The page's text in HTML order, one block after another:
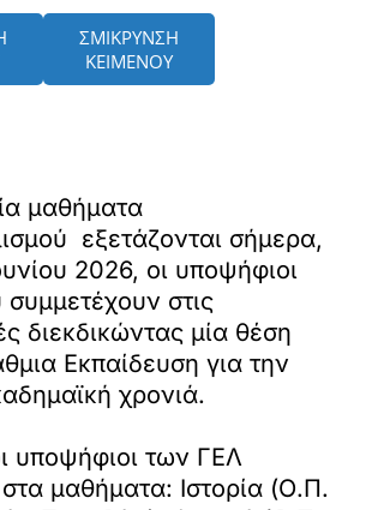
ΣΜΙΚΡΥΝΣΗ
ΚΕΙΜΕΝΟΥ
μαθήματα
εξετάζονται σήμερα,
2026, οι υποψήφιοι
στις
διεκδικώντας μία θέση
Εκπαίδευση για την
χρονιά.
υποψήφιοι των ΓΕΛ
στα μαθήματα: Ιστορία (Ο.Π.